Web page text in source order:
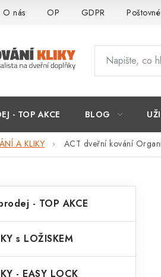
O nás OP GDPR Poštovné
- TOP AKCE BLOG
A KLIKY ACT dveřní kování
- TOP AKCE
s LOŽISKEM
- EASY LOCK